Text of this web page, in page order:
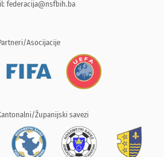
federacija@nsfbih.ba
Asocijacije
Županijski savezi